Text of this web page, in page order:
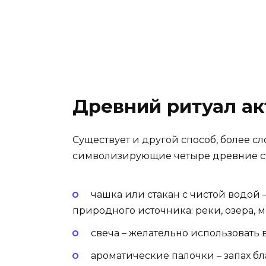
Древний ритуал
Существует и другой способ, более
символизирующие четыре древние
чашка или стакан с чистой водой
природного источника: реки, озера,
свеча – желательно
ароматические палочки – запах